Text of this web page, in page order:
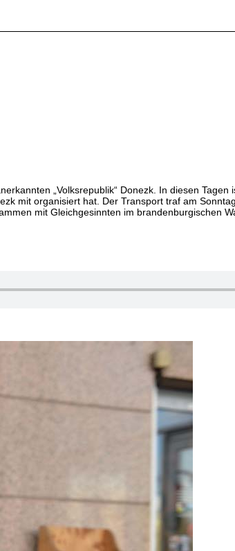
„Volksrepublik“ Donezk. In diesen Tagen
mit organisiert hat. Der Transport traf am
mit Gleichgesinnten im brandenburgischen